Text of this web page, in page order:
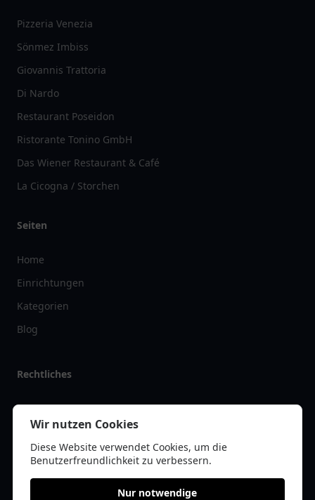
Pizzeria Venezia
Sönmez Imbiss
Giovannis Trattoria
Di Nardo
Restaurant Poseidon
Ristorante Tonino GmbH
Das Wiener Restaurant & Café
La Cicogna / Storchen
Seiten
Home
Einrichtungen
Kategorien
Blog
Rechtliches
Impressum
Datenschutz
Kontakt
Wir nutzen Cookies
Diese Website verwendet Cookies, um die
Benutzerfreundlichkeit zu verbessern.
Nur notwendige